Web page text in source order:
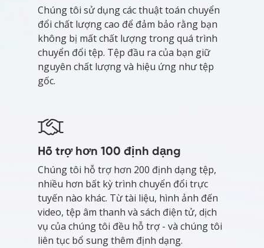
Chúng tôi sử dụng các thuật toán chuyển
đổi chất lượng cao để đảm bảo rằng bạn
không bị mất chất lượng trong quá trình
chuyển đổi tệp. Tệp đầu ra của bạn giữ
nguyên chất lượng và hiệu ứng như tệp
gốc.
Hỗ trợ hơn 100 định dạng
Chúng tôi hỗ trợ hơn 200 định dạng tệp,
nhiều hơn bất kỳ trình chuyển đổi trực
tuyến nào khác. Từ tài liệu, hình ảnh đến
video, tệp âm thanh và sách điện tử, dịch
vụ của chúng tôi đều hỗ trợ - và chúng tôi
liên tục bổ sung thêm định dạng.